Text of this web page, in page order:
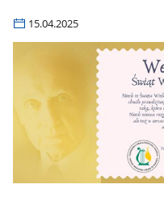
15.04.2025